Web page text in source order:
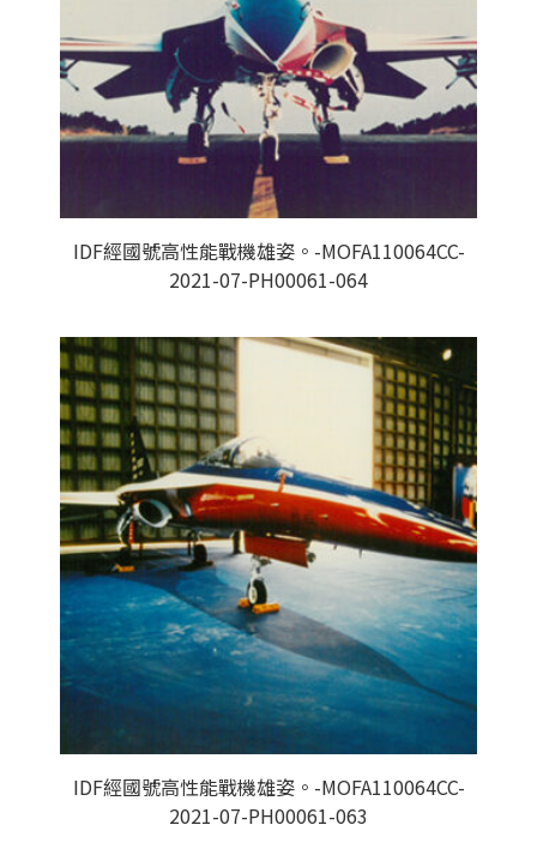
IDF經國號高性能戰機雄姿。-MOFA110064CC-
2021-07-PH00061-064
IDF經國號高性能戰機雄姿。-MOFA110064CC-
2021-07-PH00061-063